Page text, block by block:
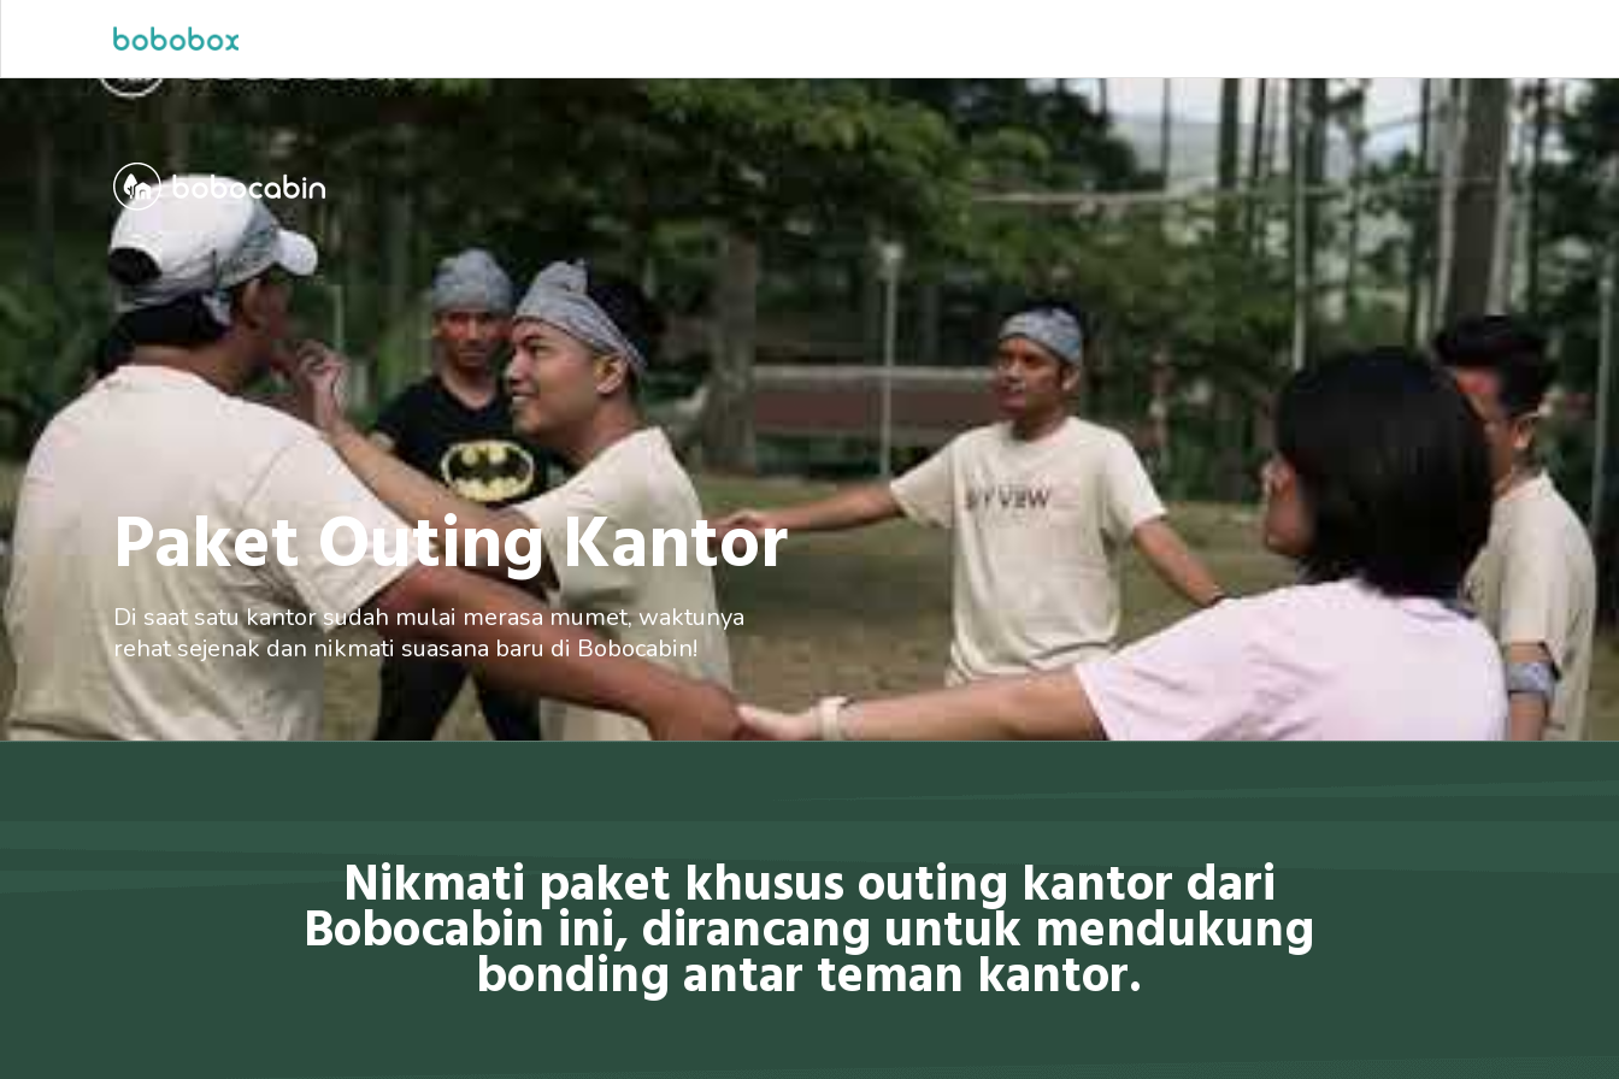
Paket Outing Kantor
Di saat satu kantor sudah mulai merasa mumet, waktunya
rehat sejenak dan nikmati suasana baru di Bobocabin!
Nikmati paket khusus outing kantor dari
Bobocabin ini, dirancang untuk mendukung
bonding antar teman kantor.